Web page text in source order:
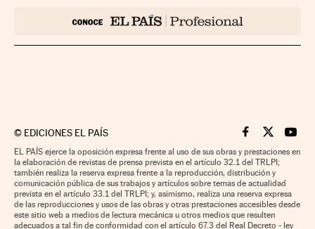
© EDICIONES EL PAÍS Cinco Días en
Cinco Días
Cinco
EL PAÍS ejerce la oposición expresa frente al uso de sus obras y prestaciones en
la elaboración de revistas de prensa prevista en el artículo 32.1 del TRLPI;
también realiza la reserva expresa frente a la reproducción, distribución y
comunicación pública de sus trabajos y artículos sobre temas de actualidad
prevista en el artículo 33.1 del TRLPI; y, asimismo, realiza una reserva expresa
de las reproducciones y usos de las obras y otras prestaciones accesibles desde
este sitio web a medios de lectura mecánica u otros medios que resulten
adecuados a tal fin de conformidad con el artículo 67.3 del Real Decreto - ley